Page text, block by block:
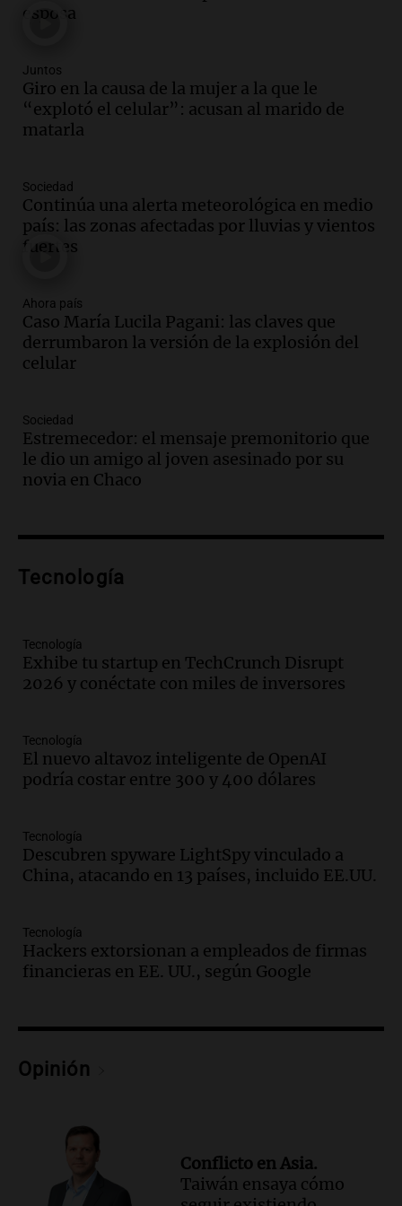
Panorama Federal
Audio.
El "Mono" de Kapanga
adelantó su show en Rosario.
Viva la Radio Rosario
Episodios
en suspenso a hombre por simular robo
de recaudación en San Luis
Panorama Federal
Episodios
ayuda por problemas de fertilidad y la
ostentación de millonarios
Amamos Argentina
Episodios
avanza con testimonios clave sobre el
accidente en Villa Dolores
Panorama Federal
Episodios
tributo todos los jueves
Episodios
sea, va a ser lindo”
La Cadena del Gol
Episodios
en ludopatía: “Tener el casino en la
mano es muy peligroso”
La Argentina, hoy
ciudad de Córdoba para interiorizarse
sobre los parques educativos
Amamos Argentina
Audio.
traerá más lluvias y eventos extremos
durante la primavera
Audio.Córdoba sigue trabajando para
restablecer el servicio de electricidad
tras fuertes vientos
los empresarios del país cree que la
economía mejorará el próximo año
esposa
Juntos
Giro en la causa de la mujer a la que le
“explotó el celular”: acusan al marido de
matarla
Sociedad
Continúa una alerta meteorológica en medio
país: las zonas afectadas por lluvias y vientos
fuertes
Ahora país
Caso María Lucila Pagani: las claves que
derrumbaron la versión de la explosión del
celular
Sociedad
Estremecedor: el mensaje premonitorio que
le dio un amigo al joven asesinado por su
novia en Chaco
Tecnología
Tecnología
Exhibe tu startup en TechCrunch Disrupt
2026 y conéctate con miles de inversores
Tecnología
El nuevo altavoz inteligente de OpenAI
podría costar entre 300 y 400 dólares
Tecnología
Descubren spyware LightSpy vinculado a
China, atacando en 13 países, incluido EE.UU.
Tecnología
Hackers extorsionan a empleados de firmas
financieras en EE. UU., según Google
Opinión
Conflicto en Asia.
Taiwán ensaya cómo